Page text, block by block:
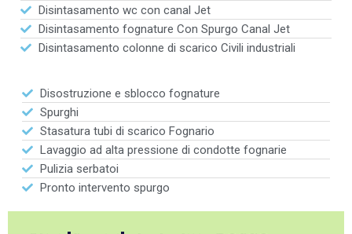
Disintasamento wc con canal Jet
Disintasamento fognature Con Spurgo Canal Jet
Disintasamento colonne di scarico Civili industriali
Disostruzione e sblocco fognature
Spurghi
Stasatura tubi di scarico Fognario
Lavaggio ad alta pressione di condotte fognarie
Pulizia serbatoi
Pronto intervento spurgo